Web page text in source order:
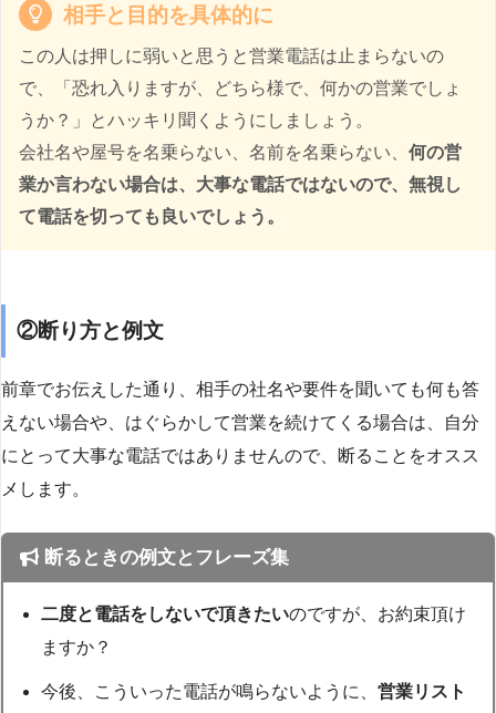
相手と目的を具体的に
この人は押しに弱いと思うと営業電話は止まらないの
で、「恐れ入りますが、どちら様で、何かの営業でしょ
うか？」とハッキリ聞くようにしましょう。
会社名や屋号を名乗らない、名前を名乗らない、 何の営
業か言わない場合は、大事な電話ではないので、無視し
て電話を切っても良いでしょう。
②断り方と例文
前章でお伝えした通り、相手の社名や要件を聞いても何も答
えない場合や、はぐらかして営業を続けてくる場合は、自分
にとって大事な電話ではありませんので、断ることをオスス
メします。
断るときの例文とフレーズ集
二度と電話をしないで頂きたいのですが、お約束頂け
ますか？
今後、こういった電話が鳴らないように、営業リスト